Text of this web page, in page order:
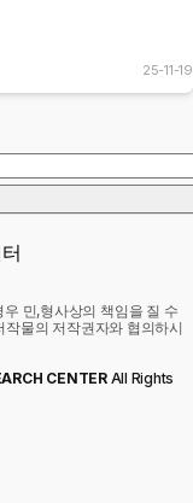
25-11-19
민,형사상의 책임을 질 수
물의 저작권자와 협의하시
CENTERAll Rights